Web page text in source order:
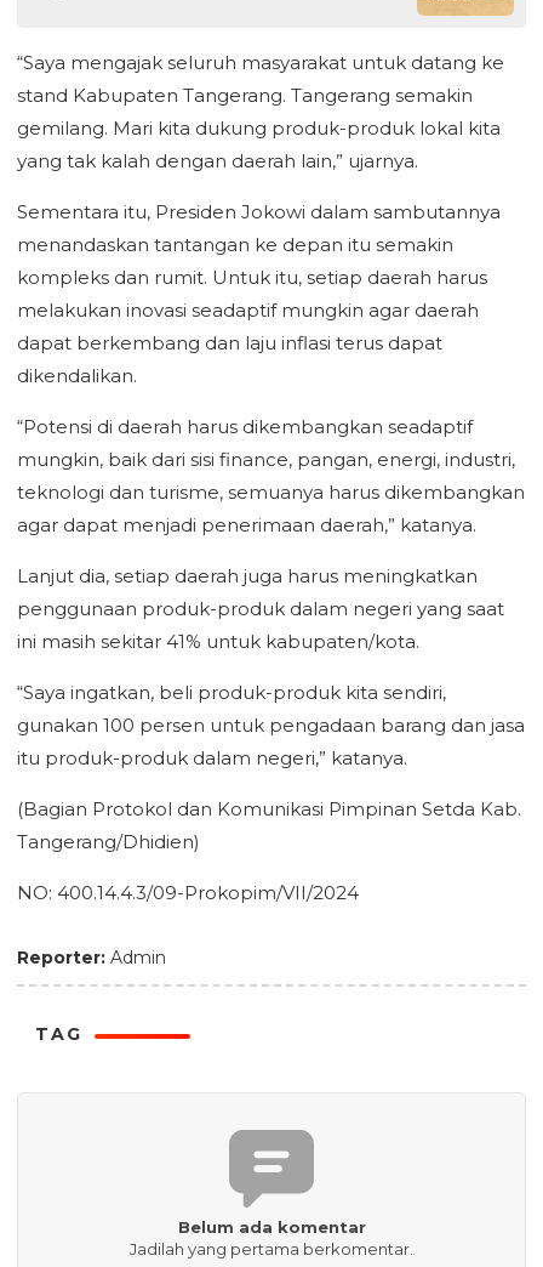
“Saya mengajak seluruh masyarakat untuk datang ke
stand Kabupaten Tangerang. Tangerang semakin
gemilang. Mari kita dukung produk-produk lokal kita
yang tak kalah dengan daerah lain,” ujarnya.
Sementara itu, Presiden Jokowi dalam sambutannya
menandaskan tantangan ke depan itu semakin
kompleks dan rumit. Untuk itu, setiap daerah harus
melakukan inovasi seadaptif mungkin agar daerah
dapat berkembang dan laju inflasi terus dapat
dikendalikan.
“Potensi di daerah harus dikembangkan seadaptif
mungkin, baik dari sisi finance, pangan, energi, industri,
teknologi dan turisme, semuanya harus dikembangkan
agar dapat menjadi penerimaan daerah,” katanya.
Lanjut dia, setiap daerah juga harus meningkatkan
penggunaan produk-produk dalam negeri yang saat
ini masih sekitar 41% untuk kabupaten/kota.
“Saya ingatkan, beli produk-produk kita sendiri,
gunakan 100 persen untuk pengadaan barang dan jasa
itu produk-produk dalam negeri,” katanya.
(Bagian Protokol dan Komunikasi Pimpinan Setda Kab.
Tangerang/Dhidien)
NO: 400.14.4.3/09-Prokopim/VII/2024
Reporter: Admin
TAG
Belum ada komentar
Jadilah yang pertama berkomentar.